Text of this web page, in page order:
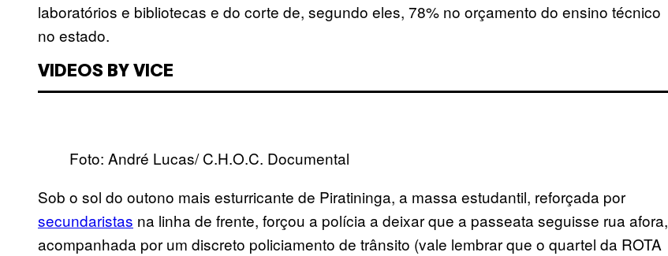
laboratórios e bibliotecas e do corte de, segundo eles, 78% no orçamento do ensino técnico
no estado.
VIDEOS BY VICE
Foto: André Lucas/ C.H.O.C. Documental
Sob o sol do outono mais esturricante de Piratininga, a massa estudantil, reforçada por
secundaristas na linha de frente, forçou a polícia a deixar que a passeata seguisse rua afora,
acompanhada por um discreto policiamento de trânsito (vale lembrar que o quartel da ROTA